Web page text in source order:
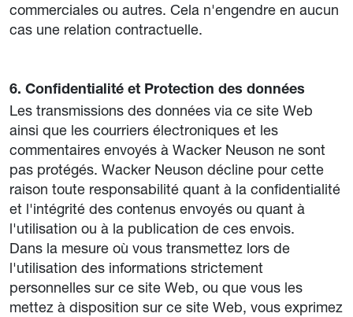
commerciales ou autres. Cela n'engendre en aucun
cas une relation contractuelle.
6. Confidentialité et Protection des données
Les transmissions des données via ce site Web
ainsi que les courriers électroniques et les
commentaires envoyés à Wacker Neuson ne sont
pas protégés. Wacker Neuson décline pour cette
raison toute responsabilité quant à la confidentialité
et l'intégrité des contenus envoyés ou quant à
l'utilisation ou à la publication de ces envois.
Dans la mesure où vous transmettez lors de
l'utilisation des informations strictement
personnelles sur ce site Web, ou que vous les
mettez à disposition sur ce site Web, vous exprimez